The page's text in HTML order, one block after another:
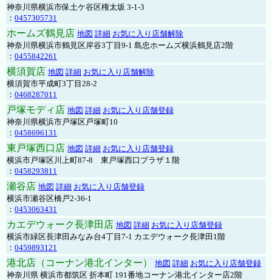
神奈川県横浜市保土ケ谷区権太坂 3-1-3
： 0457305731
ホームズ鶴見店 地図 詳細 お気に入り店舗解除
神奈川県横浜市鶴見区岸谷3丁目9-1 島忠ホームズ横浜鶴見店2階
： 0455842261
横須賀店 地図 詳細 お気に入り店舗解除
横須賀市平成町3丁目28-2
： 0468287011
戸塚モディ店 地図 詳細 お気に入り店舗登録
神奈川県横浜市戸塚区戸塚町10
： 0458696131
東戸塚西口店 地図 詳細 お気に入り店舗登録
横浜市戸塚区川上町87-8 東戸塚西口プラザ１階
： 0458293811
瀬谷店 地図 詳細 お気に入り店舗登録
横浜市瀬谷区橋戸2-36-1
： 0453063431
カエデウォーク長津田店 地図 詳細 お気に入り店舗登録
横浜市緑区長津田みなみ台4丁目7-1 カエデウォーク長津田1階
： 0459893121
港北店（コーナン港北インター） 地図 詳細 お気に入り店舗登録
神奈川県 横浜市都筑区 折本町 191番地コーナン港北インター店2階